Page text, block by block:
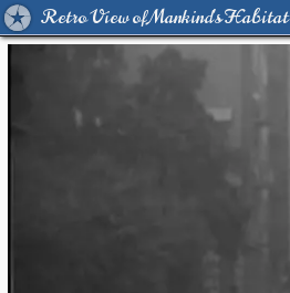
Retro View of Mankind's Habitat